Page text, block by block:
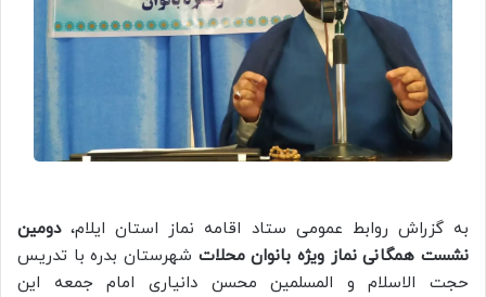
به گزراش روابط عمومی ستاد اقامه نماز استان ایلام،دومین
نشست همگانی نماز ویژه بانوان محلات شهرستان بدره با تدریس
حجت الاسلام و المسلمین محسن دانیاری امام جمعه این